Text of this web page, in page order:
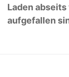
Laden
aufgefallen